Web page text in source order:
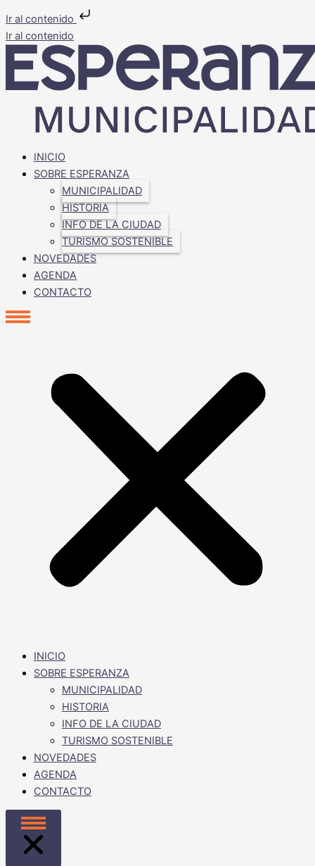
Ir al contenido
Ir al contenido
INICIO
SOBRE ESPERANZA
MUNICIPALIDAD
HISTORIA
INFO DE LA CIUDAD
TURISMO SOSTENIBLE
NOVEDADES
AGENDA
CONTACTO
INICIO
SOBRE ESPERANZA
MUNICIPALIDAD
HISTORIA
INFO DE LA CIUDAD
TURISMO SOSTENIBLE
NOVEDADES
AGENDA
CONTACTO